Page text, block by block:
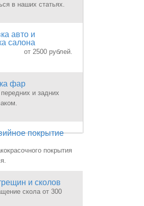
в наших статьях.
авто и
салона
от 2500 рублей.
фар
и задних
покрытие
покрытия
и сколов
скола от 300